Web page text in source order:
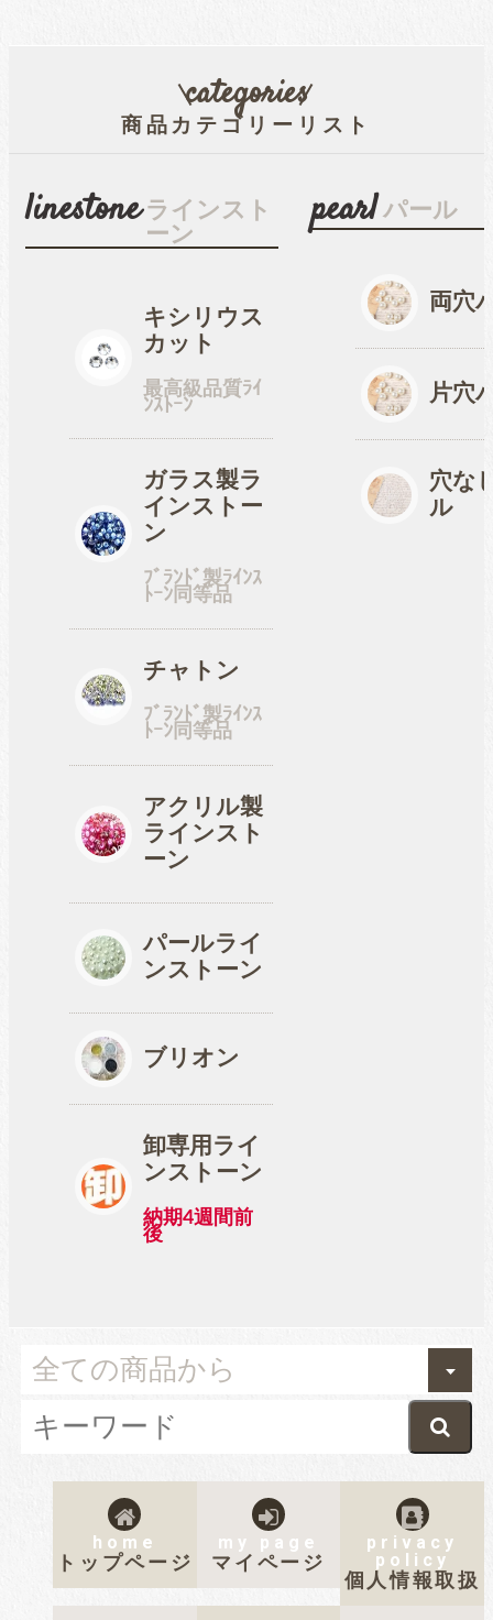
categories
商品カテゴリーリスト
linestone ラインスト
ーン
キシリウス
カット
最高級品質ﾗｲ
ﾝｽﾄｰﾝ
ガラス製ラ
インストー
ン
ﾌﾞﾗﾝﾄﾞ製ﾗｲﾝｽ
ﾄｰﾝ同等品
チャトン
ﾌﾞﾗﾝﾄﾞ製ﾗｲﾝｽ
ﾄｰﾝ同等品
アクリル製
ラインスト
ーン
パールライ
ンストーン
ブリオン
卸専用ライ
ンストーン
納期4週間前
後
pearl パール
両穴
片穴
穴な
ル
home
トップページ
my page
マイページ
privacy
policy
個人情報取扱